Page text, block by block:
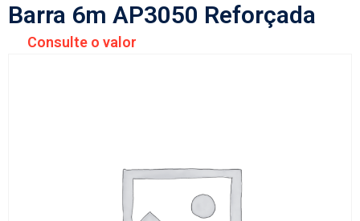
Barra 6m AP3050 Reforçada
Consulte o valor